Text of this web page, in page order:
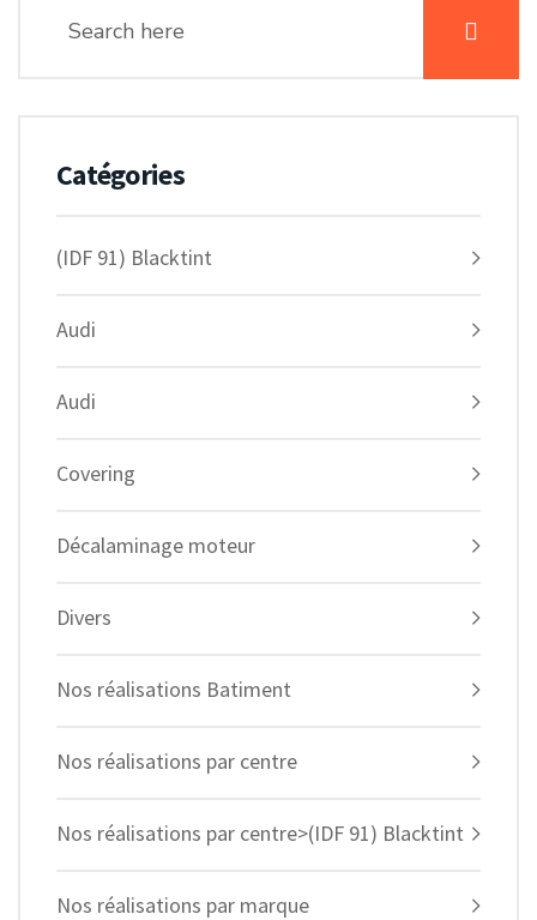
Catégories
(IDF 91) Blacktint
Audi
Audi
Covering
Décalaminage moteur
Divers
Nos réalisations Batiment
Nos réalisations par centre
Nos réalisations par centre>(IDF 91) Blacktint
Nos réalisations par marque